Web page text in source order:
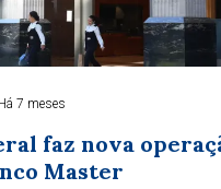
7 meses
faz nova
Master